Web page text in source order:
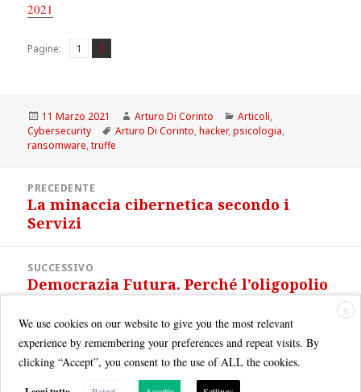
2021
Pagine: Pagina
1 ,
Pagina
2
Scritto
il
11 Marzo 2021 Autore
Arturo Di Corinto Categorie
Articoli,
Cybersecurity
Tag
Arturo Di Corinto,hacker,psicologia,
ransomware,truffe
articoliPRECEDENTE
Articolo
precedente:
La minaccia cibernetica secondo i
Servizi
SUCCESSIVO
Articolo
Democrazia Futura. Perché l’oligopolio
X
We use cookies on our website to give you the most relevant
experience by remembering your preferences and repeat visits. By
clicking “Accept”, you consent to the use of ALL the cookies.